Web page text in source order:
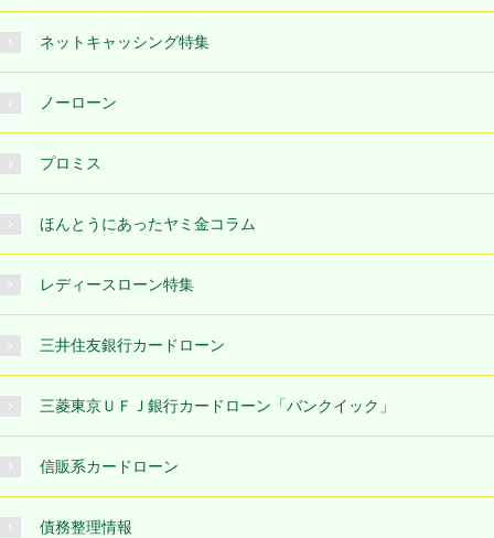
ネットキャッシング特集
ノーローン
プロミス
ほんとうにあったヤミ金コラム
レディースローン特集
三井住友銀行カードローン
三菱東京ＵＦＪ銀行カードローン「バンクイック」
信販系カードローン
債務整理情報